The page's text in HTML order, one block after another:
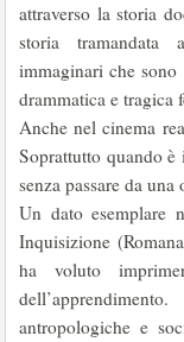
attraverso la storia
storia tramandata
immaginari che
drammatica e tragica
Anche nel cinema
Soprattutto quando è
senza passare da
Un dato esemplare
Inquisizione
ha voluto
antropologiche e